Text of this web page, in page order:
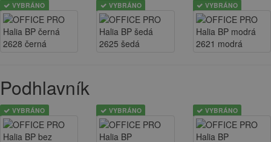
VYBRÁNO VYBRÁNO VYBRÁNO
Podhlavník
VYBRÁNO VYBRÁNO VYBRÁNO